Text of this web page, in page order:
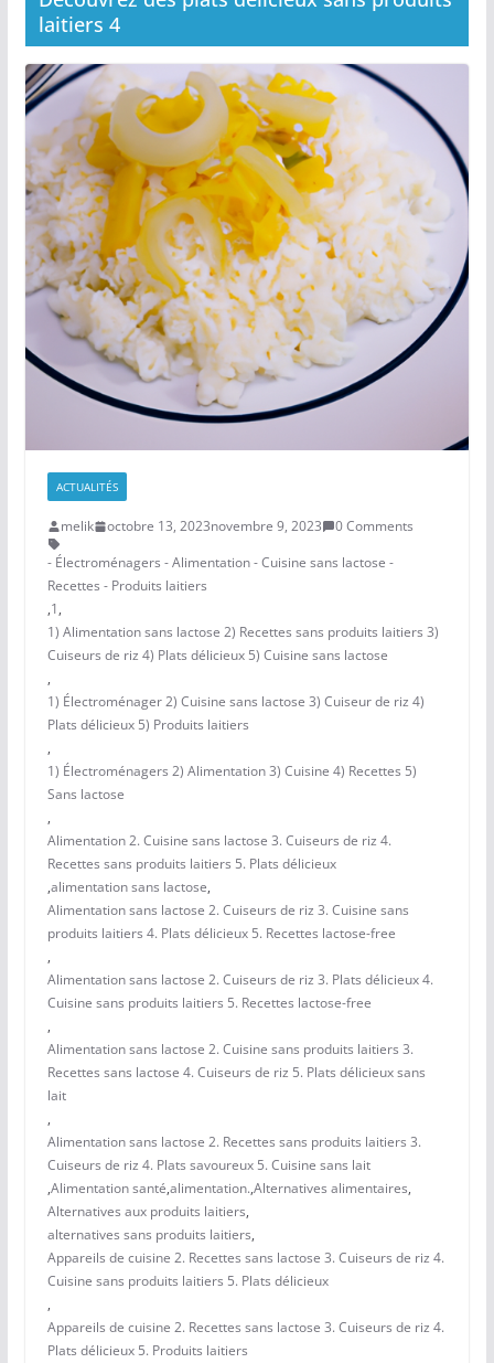
laitiers 4
ACTUALITÉS
melik octobre 13, 2023novembre 9, 2023
0 Comments
- Électroménagers - Alimentation - Cuisine sans lactose -
Recettes - Produits laitiers
,1,
1) Alimentation sans lactose 2) Recettes sans produits laitiers 3)
Cuiseurs de riz 4) Plats délicieux 5) Cuisine sans lactose
,
1) Électroménager 2) Cuisine sans lactose 3) Cuiseur de riz 4)
Plats délicieux 5) Produits laitiers
,
1) Électroménagers 2) Alimentation 3) Cuisine 4) Recettes 5)
Sans lactose
,
Alimentation 2. Cuisine sans lactose 3. Cuiseurs de riz 4.
Recettes sans produits laitiers 5. Plats délicieux
,alimentation sans lactose,
Alimentation sans lactose 2. Cuiseurs de riz 3. Cuisine sans
produits laitiers 4. Plats délicieux 5. Recettes lactose-free
,
Alimentation sans lactose 2. Cuiseurs de riz 3. Plats délicieux 4.
Cuisine sans produits laitiers 5. Recettes lactose-free
,
Alimentation sans lactose 2. Cuisine sans produits laitiers 3.
Recettes sans lactose 4. Cuiseurs de riz 5. Plats délicieux sans
lait
,
Alimentation sans lactose 2. Recettes sans produits laitiers 3.
Cuiseurs de riz 4. Plats savoureux 5. Cuisine sans lait
,Alimentation santé,alimentation.,Alternatives alimentaires,
Alternatives aux produits laitiers,
alternatives sans produits laitiers,
Appareils de cuisine 2. Recettes sans lactose 3. Cuiseurs de riz 4.
Cuisine sans produits laitiers 5. Plats délicieux
,
Appareils de cuisine 2. Recettes sans lactose 3. Cuiseurs de riz 4.
Plats délicieux 5. Produits laitiers